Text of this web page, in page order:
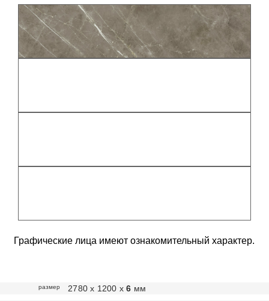
Графические лица имеют ознакомительный характер.
размер 2780 х 1200 х6 мм